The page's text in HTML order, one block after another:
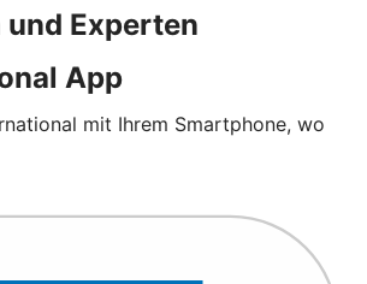
Experten
App
mit Ihrem Smartphone, wo